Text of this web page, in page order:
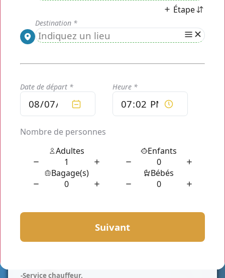
est un moyen de transport de
personnes rapide et efficace tout en maîtrisant votre
budget. Notre prestation est une alternative aux taxis
traditionnels dans le département des Yvelines
. Nous
vous proposons notre service detaxi Favrieux (78200).
Mise à disposition
- Flotte de Véhicule.
Installez vous dans notre
taxi Favrieux (78200)
car nous
avons des voitures de prestige haut de gamme. Nous
mettons à votre dispositions des
berline
chargeant jusqu'à
accueillir jusqu'à 7 personnes avec leur valise respective.
avantages. A part la tranquillité, le confort et la ponctualité,
il y aussi la WIFI, chargeur pour tout type de téléphone,
-Service chauffeur.